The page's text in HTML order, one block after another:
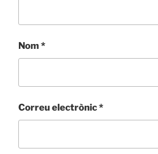
Nom*
Correu electrònic*